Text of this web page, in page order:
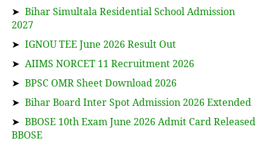
➤ Bihar Simultala Residential School Admission
2027
➤ IGNOU TEE June 2026 Result Out
➤ AIIMS NORCET 11 Recruitment 2026
➤ BPSC OMR Sheet Download 2026
➤ Bihar Board Inter Spot Admission 2026 Extended
➤ BBOSE 10th Exam June 2026 Admit Card Released
BBOSE